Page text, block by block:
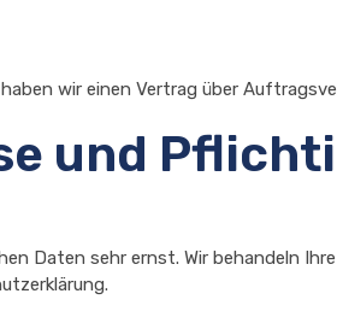
wir einen Vertrag über
und
Daten sehr ernst. Wir behandeln